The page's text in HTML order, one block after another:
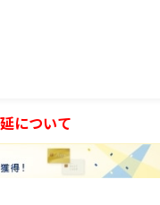
について